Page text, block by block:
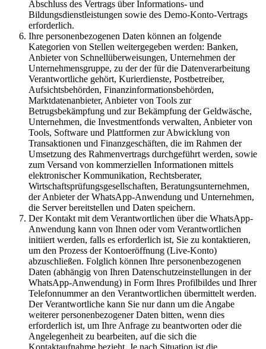
Abschluss des Vertrags über Informations- und
Bildungsdienstleistungen sowie des Demo-Konto-Vertrags
erforderlich.
Ihre personenbezogenen Daten können an folgende
Kategorien von Stellen weitergegeben werden: Banken,
Anbieter von Schnellüberweisungen, Unternehmen der
Unternehmensgruppe, zu der der für die Datenverarbeitung
Verantwortliche gehört, Kurierdienste, Postbetreiber,
Aufsichtsbehörden, Finanzinformationsbehörden,
Marktdatenanbieter, Anbieter von Tools zur
Betrugsbekämpfung und zur Bekämpfung der Geldwäsche,
Unternehmen, die Investmentfonds verwalten, Anbieter von
Tools, Software und Plattformen zur Abwicklung von
Transaktionen und Finanzgeschäften, die im Rahmen der
Umsetzung des Rahmenvertrags durchgeführt werden, sowie
zum Versand von kommerziellen Informationen mittels
elektronischer Kommunikation, Rechtsberater,
Wirtschaftsprüfungsgesellschaften, Beratungsunternehmen,
der Anbieter der WhatsApp-Anwendung und Unternehmen,
die Server bereitstellen und Daten speichern.
Der Kontakt mit dem Verantwortlichen über die WhatsApp-
Anwendung kann von Ihnen oder vom Verantwortlichen
initiiert werden, falls es erforderlich ist, Sie zu kontaktieren,
um den Prozess der Kontoeröffnung (Live-Konto)
abzuschließen. Folglich können Ihre personenbezogenen
Daten (abhängig von Ihren Datenschutzeinstellungen in der
WhatsApp-Anwendung) in Form Ihres Profilbildes und Ihrer
Telefonnummer an den Verantwortlichen übermittelt werden.
Der Verantwortliche kann Sie nur dann um die Angabe
weiterer personenbezogener Daten bitten, wenn dies
erforderlich ist, um Ihre Anfrage zu beantworten oder die
Angelegenheit zu bearbeiten, auf die sich die
Kontaktaufnahme bezieht. Je nach Situation ist die